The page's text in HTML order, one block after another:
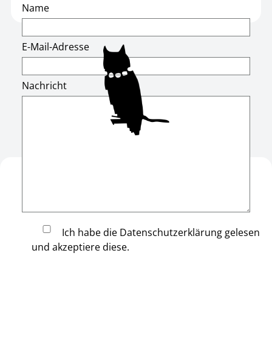
Name
E-Mail-Adresse
Nachricht
Ich habe die Datenschutzerklärung gelesen
und akzeptiere diese.